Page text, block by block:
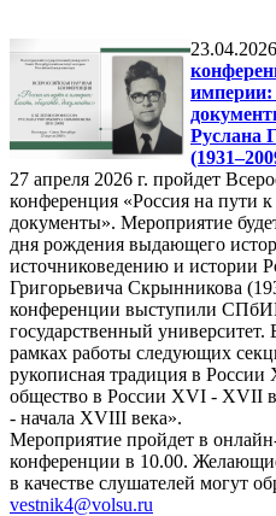
23.04.2026
империи:
Руслана
27 апреля 2026 г. пройдет
конференция «Россия на пути
документы». Мероприятие
дня рождения выдающего
источниковедению и истории
Григорьевича Скрынникова
конференции выступили
государственный
рамках работы следующих
рукописная традиция в
общество в России XVI - XVII
- начала XVIII века».
Мероприятие пройдет в
конференции в 10.00.
в качестве слушателей могут
vestnik4@volsu.ru